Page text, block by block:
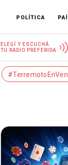
POLÍTICA
ELEGÍ Y ESCUCHÁ
TU RADIO PREFERIDA